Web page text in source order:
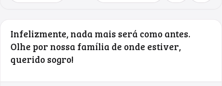
Infelizmente, nada mais será como antes.
Olhe por nossa família de onde estiver,
querido sogro!